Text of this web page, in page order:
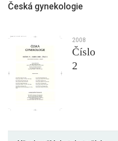
Česká gynekologie
2008
Číslo
2